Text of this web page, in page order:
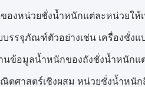
องหน่วยชั่งน้ำหนักแต่ละหน่วยใ
รรจุภัณฑ์ตัวอย่างเช่น เครื่องชั่ง
ข้อมูลน้ำหนักของถังชั่งน้ำหนักแ
ศาสตร์เชิงผสม หน่วยชั่งน้ำหนัก